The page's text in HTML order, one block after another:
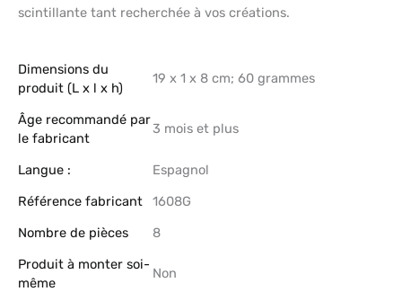
scintillante tant recherchée à vos créations.
Dimensions du
produit (L x l x h)
‎19 x 1 x 8 cm; 60 grammes
Âge recommandé par
le fabricant
‎3 mois et plus
Langue :
‎Espagnol
Référence fabricant
‎1608G
Nombre de pièces
‎8
Produit à monter soi-
même
‎Non